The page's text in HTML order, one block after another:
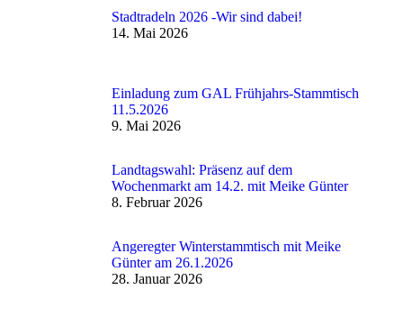
Stadtradeln 2026 -Wir sind dabei!
14. Mai 2026
Einladung zum GAL Frühjahrs-Stammtisch
11.5.2026
9. Mai 2026
Landtagswahl: Präsenz auf dem
Wochenmarkt am 14.2. mit Meike Günter
8. Februar 2026
Angeregter Winterstammtisch mit Meike
Günter am 26.1.2026
28. Januar 2026